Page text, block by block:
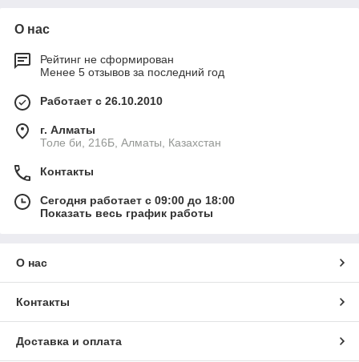
О нас
Рейтинг не сформирован
Менее 5 отзывов за последний год
Работает с 26.10.2010
г. Алматы
Толе би, 216Б, Алматы, Казахстан
Контакты
Сегодня работает с 09:00 до 18:00
Показать весь график работы
О нас
Контакты
Доставка и оплата